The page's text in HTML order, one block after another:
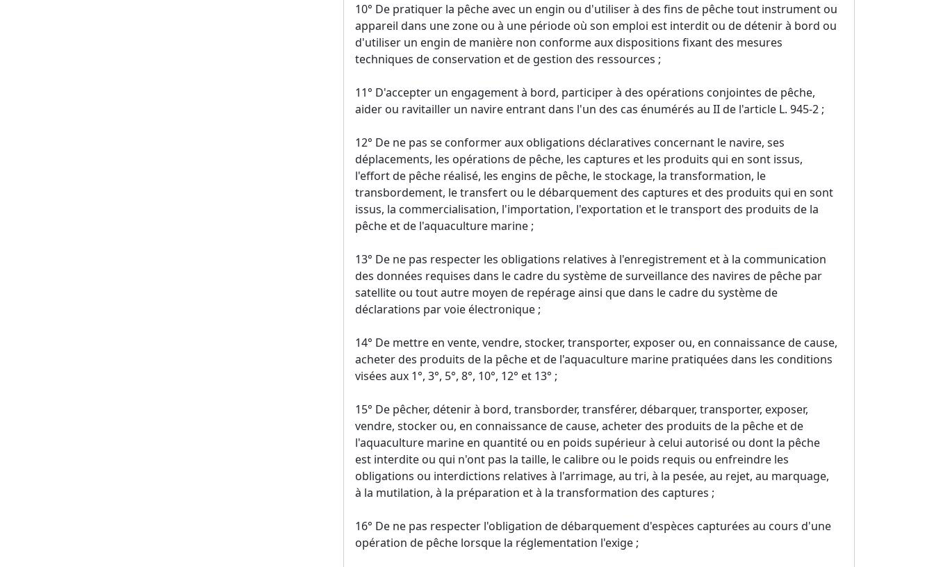
10° De pratiquer la pêche avec un engin ou d'utiliser à des fins de pêche tout instrument ou
appareil dans une zone ou à une période où son emploi est interdit ou de détenir à bord ou
d'utiliser un engin de manière non conforme aux dispositions fixant des mesures
techniques de conservation et de gestion des ressources ;
11° D'accepter un engagement à bord, participer à des opérations conjointes de pêche,
aider ou ravitailler un navire entrant dans l'un des cas énumérés au II de l'article L. 945-2 ;
12° De ne pas se conformer aux obligations déclaratives concernant le navire, ses
déplacements, les opérations de pêche, les captures et les produits qui en sont issus,
l'effort de pêche réalisé, les engins de pêche, le stockage, la transformation, le
transbordement, le transfert ou le débarquement des captures et des produits qui en sont
issus, la commercialisation, l'importation, l'exportation et le transport des produits de la
pêche et de l'aquaculture marine ;
13° De ne pas respecter les obligations relatives à l'enregistrement et à la communication
des données requises dans le cadre du système de surveillance des navires de pêche par
satellite ou tout autre moyen de repérage ainsi que dans le cadre du système de
déclarations par voie électronique ;
14° De mettre en vente, vendre, stocker, transporter, exposer ou, en connaissance de cause,
acheter des produits de la pêche et de l'aquaculture marine pratiquées dans les conditions
visées aux 1°, 3°, 5°, 8°, 10°, 12° et 13° ;
15° De pêcher, détenir à bord, transborder, transférer, débarquer, transporter, exposer,
vendre, stocker ou, en connaissance de cause, acheter des produits de la pêche et de
l'aquaculture marine en quantité ou en poids supérieur à celui autorisé ou dont la pêche
est interdite ou qui n'ont pas la taille, le calibre ou le poids requis ou enfreindre les
obligations ou interdictions relatives à l'arrimage, au tri, à la pesée, au rejet, au marquage,
à la mutilation, à la préparation et à la transformation des captures ;
16° De ne pas respecter l'obligation de débarquement d'espèces capturées au cours d'une
opération de pêche lorsque la réglementation l'exige ;